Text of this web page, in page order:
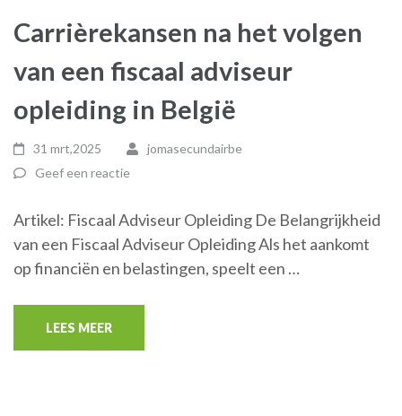
Carrièrekansen na het volgen
van een fiscaal adviseur
opleiding in België
31 mrt,2025
jomasecundairbe
Geef een reactie
Artikel: Fiscaal Adviseur Opleiding De Belangrijkheid
van een Fiscaal Adviseur Opleiding Als het aankomt
op financiën en belastingen, speelt een …
LEES MEER